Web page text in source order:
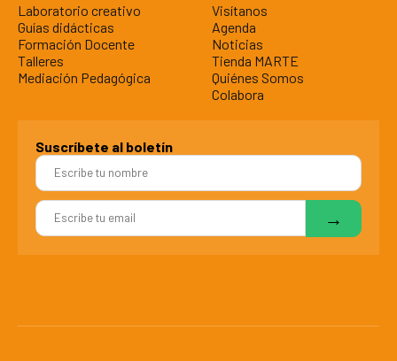
Laboratorio creativo
Guías didácticas
Formación Docente
Talleres
Mediación Pedagógica
Visítanos
Agenda
Noticias
Tienda MARTE
Quiénes Somos
Colabora
Suscríbete al boletín